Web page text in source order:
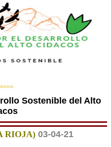
Sostenible del Alto
RIOJA) 03-04-21